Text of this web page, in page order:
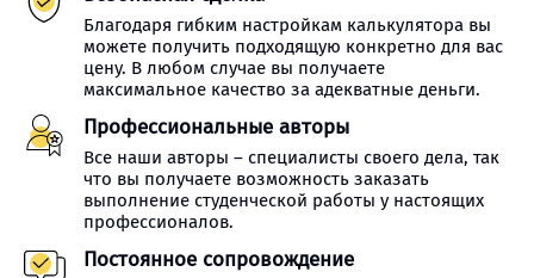
Благодаря гибким настройкам калькулятора вы
можете получить подходящую конкретно для вас
цену. В любом случае вы получаете
максимальное качество за адекватные деньги.
Профессиональные авторы
Все наши авторы – специалисты своего дела, так
что вы получаете возможность заказать
выполнение студенческой работы у настоящих
профессионалов.
Постоянное сопровождение